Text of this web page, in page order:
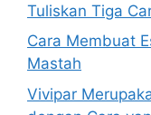
Tuliskan Tiga
Cara Membuat
Mastah
Vivipar